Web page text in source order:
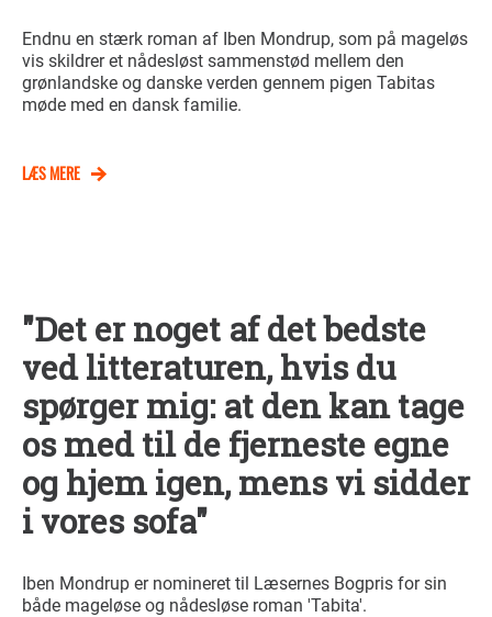
Endnu en stærk roman af Iben Mondrup, som på mageløs
vis skildrer et nådesløst sammenstød mellem den
grønlandske og danske verden gennem pigen Tabitas
møde med en dansk familie.
LÆS MERE
"Det er noget af det bedste
ved litteraturen, hvis du
spørger mig: at den kan tage
os med til de fjerneste egne
og hjem igen, mens vi sidder
i vores sofa"
Iben Mondrup er nomineret til Læsernes Bogpris for sin
både mageløse og nådesløse roman 'Tabita'.